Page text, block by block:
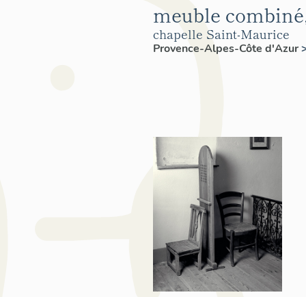
meuble
chapelle Saint-Maurice
Provence-Alpes-Côte d'Azur